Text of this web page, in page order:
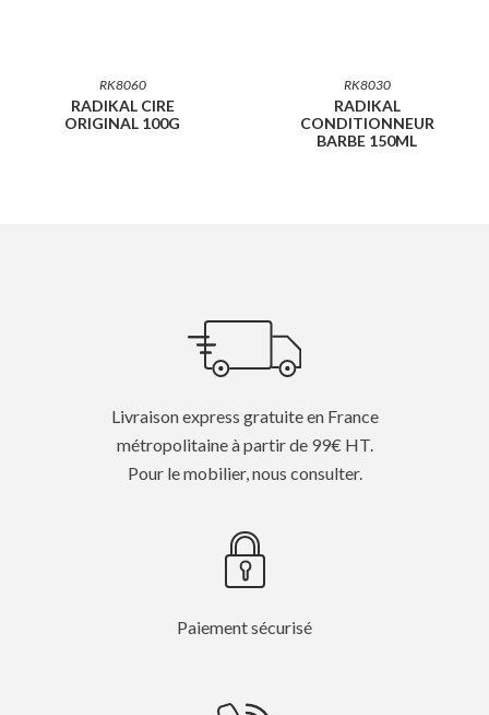
RK8060
RADIKAL CIRE
ORIGINAL 100G
RK8030
RADIKAL
CONDITIONNEUR
BARBE 150ML
Livraison express gratuite en France
métropolitaine à partir de 99€ HT.
Pour le mobilier, nous consulter.
Paiement sécurisé